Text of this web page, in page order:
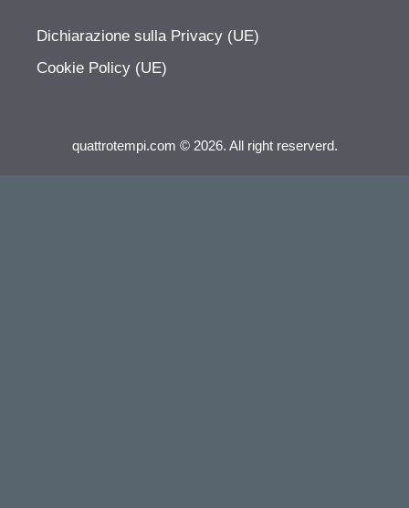
Dichiarazione sulla Privacy (UE)
Cookie Policy (UE)
quattrotempi.com © 2026. All right reserverd.